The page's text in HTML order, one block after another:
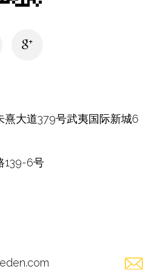
熹大道379号武夷国际新城6
139-6号